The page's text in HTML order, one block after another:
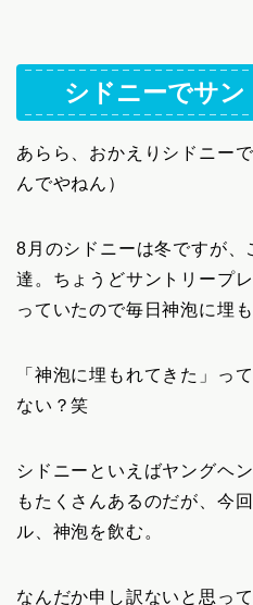
シドニーでサ
あらら、おかえりシドニー
んでやねん）
8月のシドニーは冬ですが、
達。ちょうどサントリープ
っていたので毎日神泡に埋
「神泡に埋もれてきた」っ
ない？笑
シドニーといえばヤングヘ
もたくさんあるのだが、今
ル、神泡を飲む。
なんだか申し訳ないと思っ